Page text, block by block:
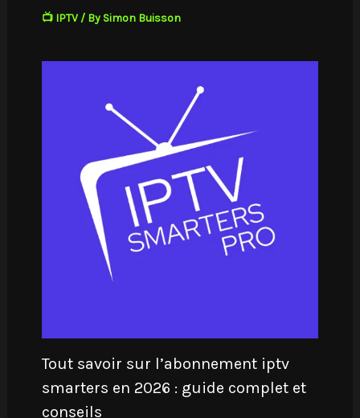
📺 IPTV/ By Simon Buisson
Tout savoir sur l’abonnement iptv
smarters en 2026 : guide complet et
conseils